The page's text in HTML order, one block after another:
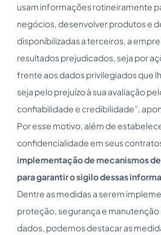
usam informações rotineiramente
negócios, desenvolver produtos e
disponibilizadas a terceiros, a
resultados prejudicados, seja por
frente aos dados privilegiados que
seja pelo prejuízo à sua avaliação
confiabilidade e credibilidade”,
Por esse motivo, além de
confidencialidade em seus
implementação de mecanismos
para garantir o sigilo dessas
Dentre as medidas a serem
proteção, segurança e
dados, podemos destacar as